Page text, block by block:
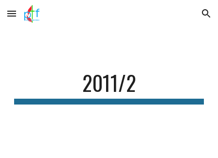
Skip to main content Skip to navigation
2011/2